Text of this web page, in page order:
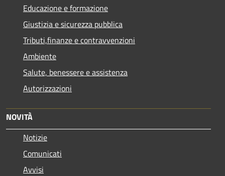
Educazione e formazione
Giustizia e sicurezza pubblica
Tributi,finanze e contravvenzioni
Ambiente
Salute, benessere e assistenza
Autorizzazioni
NOVITÀ
Notizie
Comunicati
Avvisi